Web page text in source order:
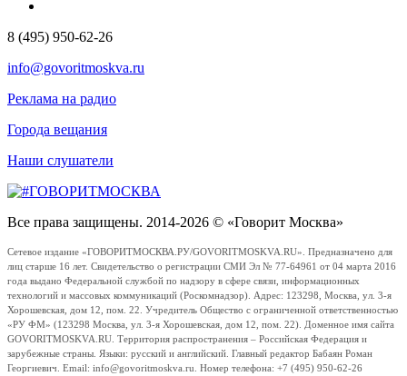
8 (495) 950-62-26
info@govoritmoskva.ru
Реклама на радио
Города вещания
Наши слушатели
Все права защищены. 2014-2026 © «Говорит Москва»
Сетевое издание «ГОВОРИТМОСКВА.РУ/GOVORITMOSKVA.RU». Предназначено для
лиц старше 16 лет. Свидетельство о регистрации СМИ Эл № 77-64961 от 04 марта 2016
года выдано Федеральной службой по надзору в сфере связи, информационных
технологий и массовых коммуникаций (Роскомнадзор). Адрес: 123298, Москва, ул. 3-я
Хорошевская, дом 12, пом. 22. Учредитель Общество с ограниченной ответственностью
«РУ ФМ» (123298 Москва, ул. 3-я Хорошевская, дом 12, пом. 22). Доменное имя сайта
GOVORITMOSKVA.RU. Территория распространения – Российская Федерация и
зарубежные страны. Языки: русский и английский. Главный редактор Бабаян Роман
Георгиевич. Email: info@govoritmoskva.ru. Номер телефона: +7 (495) 950-62-26